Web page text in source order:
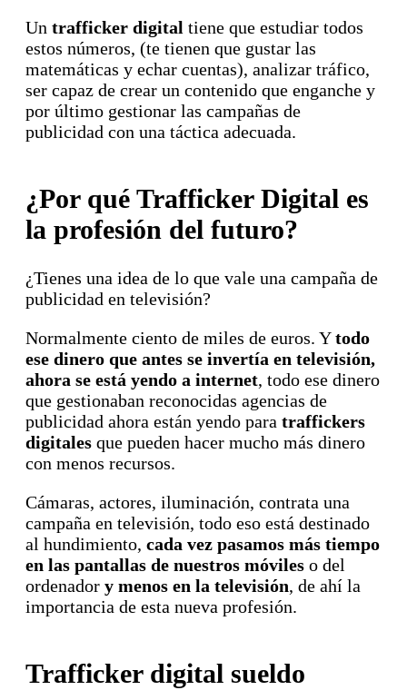
Un trafficker digital tiene que estudiar todos
estos números, (te tienen que gustar las
matemáticas y echar cuentas), analizar tráfico,
ser capaz de crear un contenido que enganche y
por último gestionar las campañas de
publicidad con una táctica adecuada.
¿Por qué Trafficker Digital es
la profesión del futuro?
¿Tienes una idea de lo que vale una campaña de
publicidad en televisión?
Normalmente ciento de miles de euros. Ytodo
ese dinero que antes se invertía en televisión,
ahora se está yendo a internet, todo ese dinero
que gestionaban reconocidas agencias de
publicidad ahora están yendo para traffickers
digitales que pueden hacer mucho más dinero
con menos recursos.
Cámaras, actores, iluminación, contrata una
campaña en televisión, todo eso está destinado
al hundimiento, cada vez pasamos más tiempo
en las pantallas de nuestros móviles o del
ordenador y menos en la televisión, de ahí la
importancia de esta nueva profesión.
Trafficker digital sueldo